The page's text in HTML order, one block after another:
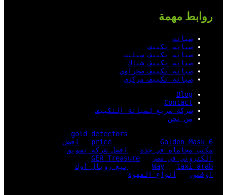
روابط مهمة
صيانة
صيانة تكييف
صيانة تكييف سبليت
صيانة تكييف شباك
صيانة تكييف صحراوي
صيانة تكييف مركزي
Blog
Contact
شركة سريع لصيانة التكييف
من نحن
gold detectors
price
Golden Mask 6
افضل
مكتب محاماه في جدة
افضل شركة تسويق
الكتروني في مصر
GER Treasure
Way
taxi arab
بيع رويال اوك
اوفشور
أنواع القهوة